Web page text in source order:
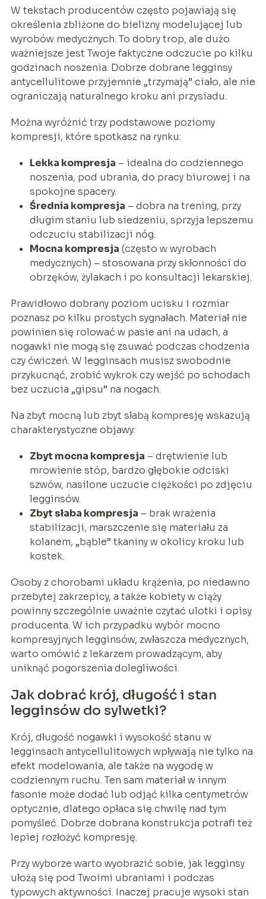
W tekstach producentów często pojawiają się
określenia zbliżone do bielizny modelującej lub
wyrobów medycznych. To dobry trop, ale dużo
ważniejsze jest Twoje faktyczne odczucie po kilku
godzinach noszenia. Dobrze dobrane legginsy
antycellulitowe przyjemnie „trzymają” ciało, ale nie
ograniczają naturalnego kroku ani przysiadu.
Można wyróżnić trzy podstawowe poziomy
kompresji, które spotkasz na rynku:
Lekka kompresja – idealna do codziennego
noszenia, pod ubrania, do pracy biurowej i na
spokojne spacery.
Średnia kompresja – dobra na trening, przy
długim staniu lub siedzeniu, sprzyja lepszemu
odczuciu stabilizacji nóg.
Mocna kompresja (często w wyrobach
medycznych) – stosowana przy skłonności do
obrzęków, żylakach i po konsultacji lekarskiej.
Prawidłowo dobrany poziom ucisku i rozmiar
poznasz po kilku prostych sygnałach. Materiał nie
powinien się rolować w pasie ani na udach, a
nogawki nie mogą się zsuwać podczas chodzenia
czy ćwiczeń. W legginsach musisz swobodnie
przykucnąć, zrobić wykrok czy wejść po schodach
bez uczucia „gipsu” na nogach.
Na zbyt mocną lub zbyt słabą kompresję wskazują
charakterystyczne objawy:
Zbyt mocna kompresja – drętwienie lub
mrowienie stóp, bardzo głębokie odciski
szwów, nasilone uczucie ciężkości po zdjęciu
legginsów.
Zbyt słaba kompresja – brak wrażenia
stabilizacji, marszczenie się materiału za
kolanem, „bąble” tkaniny w okolicy kroku lub
kostek.
Osoby z chorobami układu krążenia, po niedawno
przebytej zakrzepicy, a także kobiety w ciąży
powinny szczególnie uważnie czytać ulotki i opisy
producenta. W ich przypadku wybór mocno
kompresyjnych legginsów, zwłaszcza medycznych,
warto omówić z lekarzem prowadzącym, aby
uniknąć pogorszenia dolegliwości.
Jak dobrać krój, długość i stan
legginsów do sylwetki?
Krój, długość nogawki i wysokość stanu w
legginsach antycellulitowych wpływają nie tylko na
efekt modelowania, ale także na wygodę w
codziennym ruchu. Ten sam materiał w innym
fasonie może dodać lub odjąć kilka centymetrów
optycznie, dlatego opłaca się chwilę nad tym
pomyśleć. Dobrze dobrana konstrukcja potrafi też
lepiej rozłożyć kompresję.
Przy wyborze warto wyobrazić sobie, jak legginsy
ułożą się pod Twoimi ubraniami i podczas
typowych aktywności. Inaczej pracuje wysoki stan